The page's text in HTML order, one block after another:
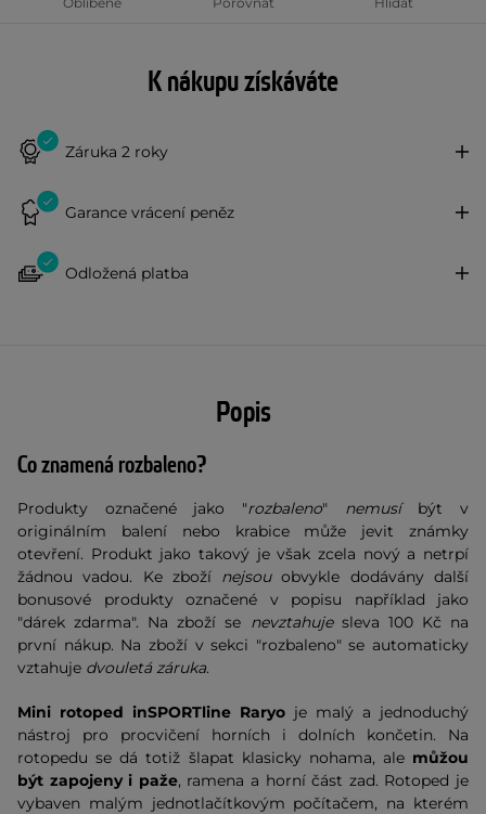
K nákupu získáváte
Záruka 2 roky
Garance vrácení peněz
Odložená platba
Popis
Co znamená rozbaleno?
Produkty označené jako "rozbaleno" nemusí být v
originálním balení nebo krabice může jevit známky
otevření. Produkt jako takový je však zcela nový a netrpí
žádnou vadou. Ke zboží nejsouobvykle dodávány další
bonusové produkty označené v popisu například jako
"dárek zdarma". Na zboží se nevztahuje sleva 100 Kč na
první nákup. Na zboží v sekci "rozbaleno" se automaticky
vztahuje dvouletá záruka.
Mini rotoped inSPORTline Raryo je malý a jednoduchý
nástroj pro procvičení horních i dolních končetin. Na
rotopedu se dá totiž šlapat klasicky nohama, ale můžou
být zapojeny i paže, ramena a horní část zad. Rotoped je
vybaven malým jednotlačítkovým počítačem, na kterém